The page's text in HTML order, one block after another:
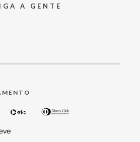
A GENTE